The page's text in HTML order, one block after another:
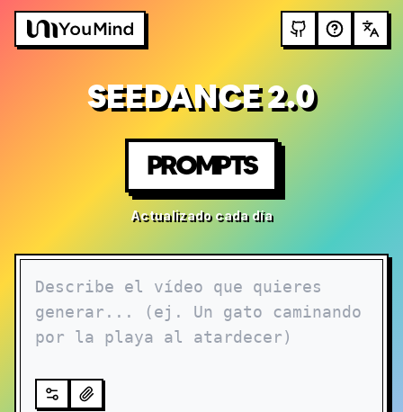
SEEDANCE 2.0
PROMPTS
Actualizado cada día